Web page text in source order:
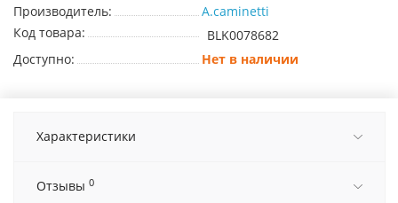
Производитель:
A.caminetti
Код товара:
BLK0078682
Доступно:
Нет в наличии
Характеристики
Отзывы 0